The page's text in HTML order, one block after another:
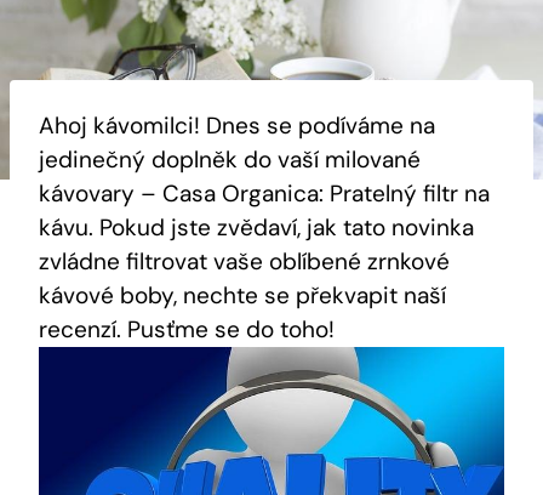
Ahoj kávomilci! Dnes se podíváme na
jedinečný doplněk do vaší milované
kávovary – Casa Organica: Pratelný filtr na
kávu. Pokud jste zvědaví, jak tato novinka
zvládne filtrovat vaše oblíbené zrnkové
kávové boby, nechte se překvapit naší
recenzí. Pusťme se do toho!